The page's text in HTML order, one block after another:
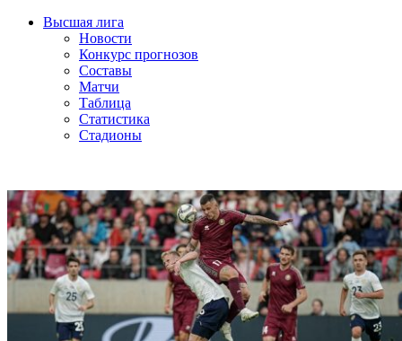
Высшая лига
Новости
Конкурс прогнозов
Составы
Матчи
Таблица
Статистика
Стадионы